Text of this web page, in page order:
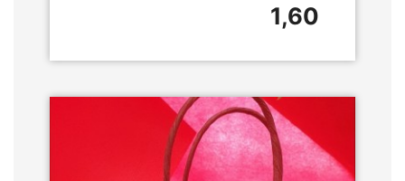
1,60